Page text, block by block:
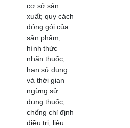
cơ sở sản
xuất; quy cách
đóng gói của
sản phẩm;
hình thức
nhãn thuốc;
hạn sử dụng
và thời gian
ngừng sử
dụng thuốc;
chống chỉ định
điều trị; liệu